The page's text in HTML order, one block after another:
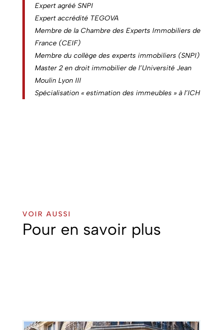
Expert agréé SNPI
Expert accrédité TEGOVA
Membre de la Chambre des Experts Immobiliers de
France (CEIF)
Membre du collège des experts immobiliers (SNPI)
Master 2 en droit immobilier de l’Université Jean
Moulin Lyon III
Spécialisation « estimation des immeubles » à l’ICH
VOIR AUSSI
Pour en savoir plus